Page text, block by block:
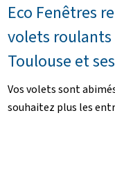
Eco Fenêtres
volets roulants
Toulouse et
Vos volets sont
souhaitez plus les